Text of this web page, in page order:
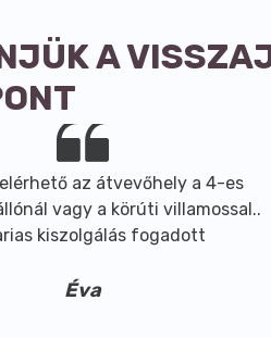
A
az átvevőhely a 4-es
vagy a körúti villamossal..
kiszolgálás fogadott
Éva